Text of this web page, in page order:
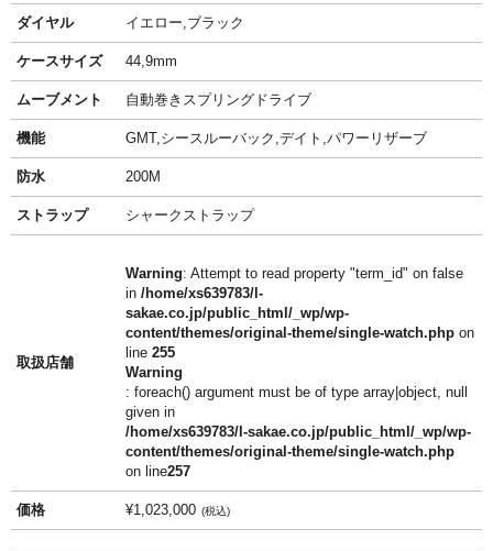
ダイヤル イエロー,ブラック
ケースサイズ 44,9mm
ムーブメント 自動巻きスプリングドライブ
機能 GMT,シースルーバック,デイト,パワーリザーブ
防水 200M
ストラップ シャークストラップ
取扱店舗
Warning: Attempt to read property "term_id" on false
in /home/xs639783/l-
sakae.co.jp/public_html/_wp/wp-
content/themes/original-theme/single-watch.php on
line 255
Warning
: foreach() argument must be of type array|object, null
given in
/home/xs639783/l-sakae.co.jp/public_html/_wp/wp-
content/themes/original-theme/single-watch.php
on line257
価格 ¥1,023,000 税込